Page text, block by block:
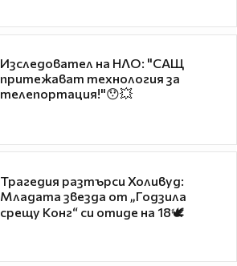
Изследовател на НЛО: "САЩ
притежават технология за
телепортация!"😯💥
Трагедия разтърси Холивуд:
Младата звезда от „Годзила
срещу Конг“ си отиде на 18🕊️